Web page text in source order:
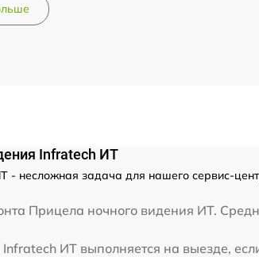
Infratech ИТ
- несложная задача для нашего сервис-
Прицела ночного видения ИТ.
ИТ выполняется на выезде,